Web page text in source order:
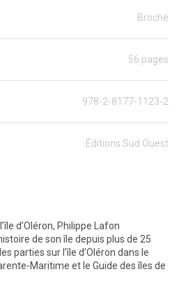
Broché
56 pages
978-2-8177-1123-2
Éditions Sud Ouest
d’Oléron, Philippe Lafon
de son île depuis plus de 25
parties sur l’île d’Oléron dans le
Maritime et le Guide des îles de